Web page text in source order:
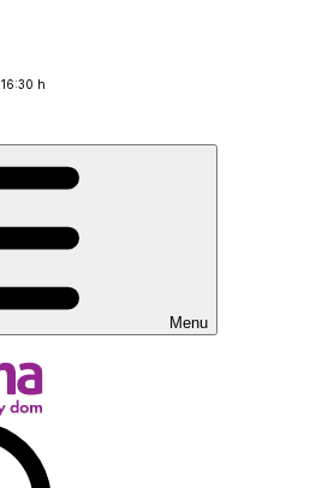
16:30 h
Menu